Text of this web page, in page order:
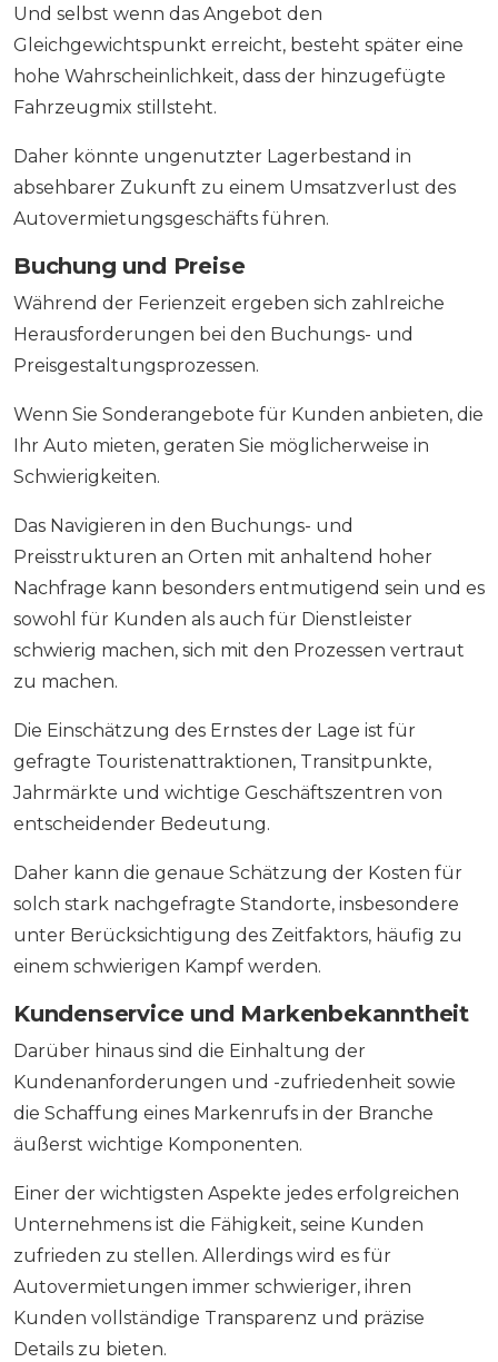
Und selbst wenn das Angebot den
Gleichgewichtspunkt erreicht, besteht später eine
hohe Wahrscheinlichkeit, dass der hinzugefügte
Fahrzeugmix stillsteht.
Daher könnte ungenutzter Lagerbestand in
absehbarer Zukunft zu einem Umsatzverlust des
Autovermietungsgeschäfts führen.
Buchung und Preise
Während der Ferienzeit ergeben sich zahlreiche
Herausforderungen bei den Buchungs- und
Preisgestaltungsprozessen.
Wenn Sie Sonderangebote für Kunden anbieten, die
Ihr Auto mieten, geraten Sie möglicherweise in
Schwierigkeiten.
Das Navigieren in den Buchungs- und
Preisstrukturen an Orten mit anhaltend hoher
Nachfrage kann besonders entmutigend sein und es
sowohl für Kunden als auch für Dienstleister
schwierig machen, sich mit den Prozessen vertraut
zu machen.
Die Einschätzung des Ernstes der Lage ist für
gefragte Touristenattraktionen, Transitpunkte,
Jahrmärkte und wichtige Geschäftszentren von
entscheidender Bedeutung.
Daher kann die genaue Schätzung der Kosten für
solch stark nachgefragte Standorte, insbesondere
unter Berücksichtigung des Zeitfaktors, häufig zu
einem schwierigen Kampf werden.
Kundenservice und Markenbekanntheit
Darüber hinaus sind die Einhaltung der
Kundenanforderungen und -zufriedenheit sowie
die Schaffung eines Markenrufs in der Branche
äußerst wichtige Komponenten.
Einer der wichtigsten Aspekte jedes erfolgreichen
Unternehmens ist die Fähigkeit, seine Kunden
zufrieden zu stellen. Allerdings wird es für
Autovermietungen immer schwieriger, ihren
Kunden vollständige Transparenz und präzise
Details zu bieten.